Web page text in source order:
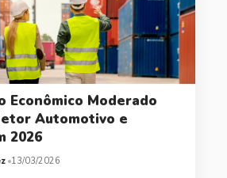
Econômico Moderado
Automotivo e
2026
13/03/2026